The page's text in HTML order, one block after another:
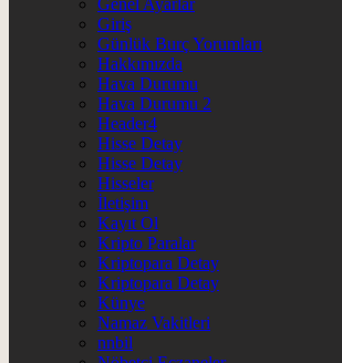
Genel Ayarlar
Giriş
Günlük Burç Yorumları
Hakkımızda
Hava Durumu
Hava Durumu 2
Header4
Hisse Detay
Hisse Detay
Hisseler
İletişim
Kayıt Ol
Kripto Paralar
Kriptopara Detay
Kriptopara Detay
Künye
Namaz Vakitleri
nnbil